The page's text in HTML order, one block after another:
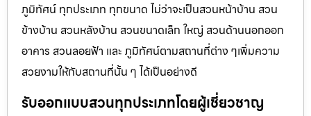
ภูมิทัศน์ ทุกประเภท ทุกขนาด ไม่ว่าจะเป็นสวนหน้าบ้าน สวน
ข้างบ้าน สวนหลังบ้าน สวนขนาดเล็ก ใหญ่ สวนด้านนอกออก
อาคาร สวนลอยฟ้า และ ภูมิทัศน์ตามสถานที่ต่าง ๆเพิ่มความ
สวยงามให้กับสถานที่นั้น ๆ ได้เป็นอย่างดี
รับออกแบบสวนทุกประเภทโดยผู้เชี่ยวชาญ